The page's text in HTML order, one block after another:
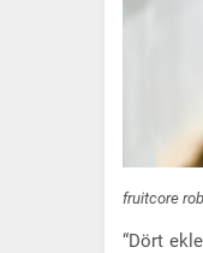
fruitcore
“Dört